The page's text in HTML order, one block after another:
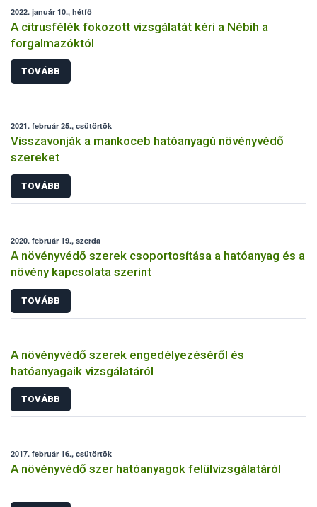
2022. január 10., hétfő
A citrusfélék fokozott vizsgálatát kéri a Nébih a
forgalmazóktól
TOVÁBB
2021. február 25., csütörtök
Visszavonják a mankoceb hatóanyagú növényvédő
szereket
TOVÁBB
2020. február 19., szerda
A növényvédő szerek csoportosítása a hatóanyag és a
növény kapcsolata szerint
TOVÁBB
A növényvédő szerek engedélyezéséről és
hatóanyagaik vizsgálatáról
TOVÁBB
2017. február 16., csütörtök
A növényvédő szer hatóanyagok felülvizsgálatáról